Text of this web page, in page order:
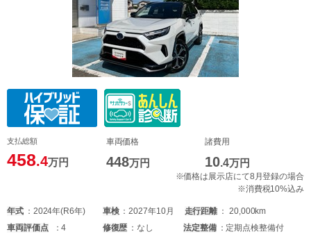
支払総額
458.4万円
車両価格
448万円
諸費用
10.4万円
※価格は展示店にて8月登録の場合
※消費税10%込み
年式 2024年(R6年) 車検 2027年10月 走行距離
20,000km
車両評価点 4 修復歴 なし 法定整備
定期点検整備付